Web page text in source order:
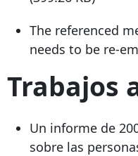
The referenced
needs to be re-
Trabajos
Un informe de
sobre las